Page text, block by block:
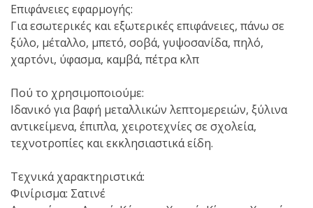
Επιφάνειες εφαρμογής:
Για εσωτερικές και εξωτερικές επιφάνειες, πάνω σε
ξύλο, μέταλλο, μπετό, σοβά, γυψοσανίδα, πηλό,
χαρτόνι, ύφασμα, καμβά, πέτρα κλπ
Πού το χρησιμοποιούμε:
Ιδανικό για βαφή μεταλλικών λεπτομερειών, ξύλινα
αντικείμενα, έπιπλα, χειροτεχνίες σε σχολεία,
τεχνοτροπίες και εκκλησιαστικά είδη.
Τεχνικά χαρακτηριστικά:
Φινίρισμα: Σατινέ